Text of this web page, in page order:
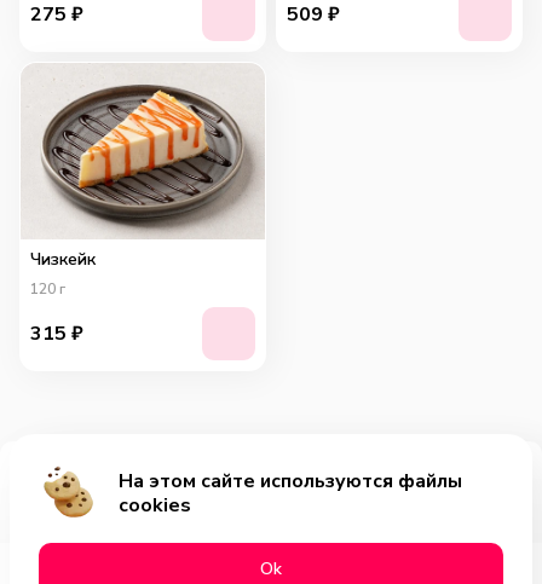
Добавить за 789₽
275 ₽ 509 ₽
Чизкейк
120 г
315 ₽
На этом сайте используются файлы
cookies
Оk